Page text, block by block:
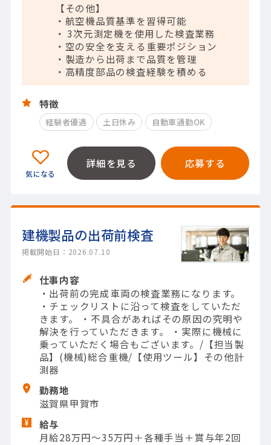
【その他】
・航空機品質基準を習得可能
・ 3次元測定機を使用した検査業務
・空の安全を支える重要ポジション
・製造から出荷まで品質を管理
・高精度部品の検査経験を積める
特徴
経験者優遇 土日休み 自動車通勤OK
詳細を見る 応募する
建機製品の出荷前検査
掲載開始日：2026.07.10
仕事内容
・出荷前の完成車両の検査業務になります。
・チェックリストに沿って検査をしていただ
きます。 ・不具合があればその原因の究明や
解決を行っていただきます。 ・実際に機械に
乗っていただく場合もございます。/【担当製
品】(機械)総合重機/【使用ツール】その他計
測器
勤務地
滋賀県甲賀市
給与
月給28万円～35万円＋各種手当＋賞与年2回